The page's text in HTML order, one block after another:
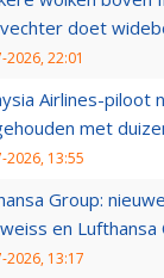
doet
2026, 22:01
Airlines-piloot
met
2026, 13:55
Group:
en Lufthansa
2026, 13:17